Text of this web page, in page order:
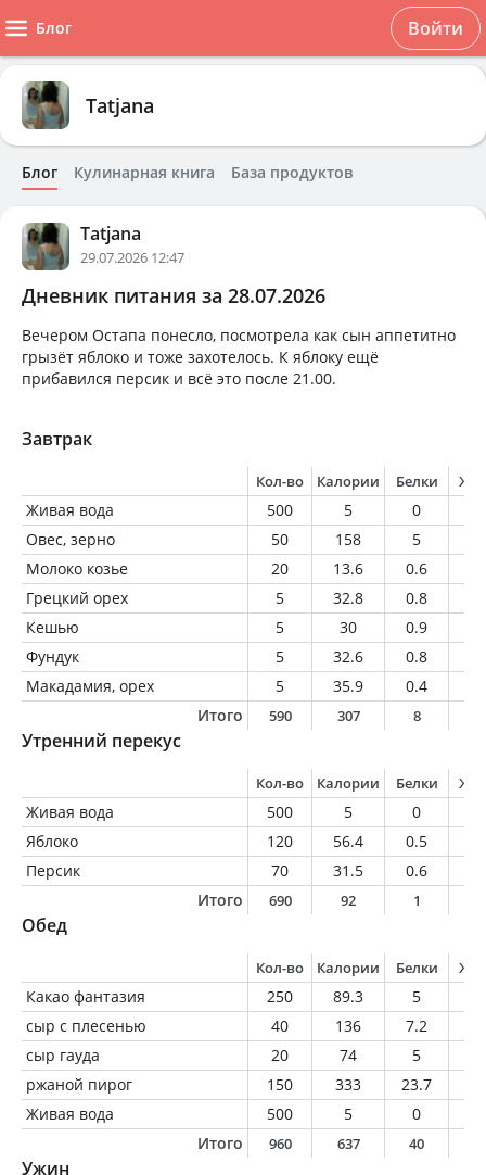
Блог Войти
Tatjana
Блог Кулинарная книга База продуктов
Tatjana
29.07.2026 12:47
Дневник питания за 28.07.2026
Вечером Остапа понесло, посмотрела как сын аппетитно
грызёт яблоко и тоже захотелось. К яблоку ещё
прибавился персик и всё это после 21.00.
Завтрак
Кол-во Калории Белки
Живая вода 500 5 0
Овес, зерно
50 158 5
Молоко козье
20 13.6 0.6
Грецкий орех
5 32.8 0.8
Кешью
5 30 0.9
Фундук
5 32.6 0.8
Макадамия, орех
5 35.9 0.4
Итого
590 307 8
Утренний перекус
Кол-во Калории Белки
Живая вода 500 5 0
Яблоко
120 56.4 0.5
Персик
70 31.5 0.6
Итого
690 92 1
Обед
Кол-во Калории Белки
Какао фантазия 250 89.3 5
сыр с плесенью
40 136 7.2
сыр гауда
20 74 5
ржаной пирог
150 333 23.7
Живая вода
500 5 0
Итого
960 637 40
Ужин